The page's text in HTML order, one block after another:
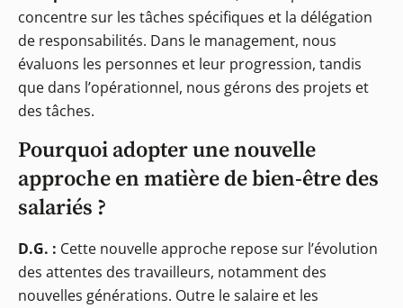
concentre sur les tâches spécifiques et la délégation
de responsabilités. Dans le management, nous
évaluons les personnes et leur progression, tandis
que dans l’opérationnel, nous gérons des projets et
des tâches.
Pourquoi adopter une nouvelle
approche en matière de bien-être des
salariés ?
D.G. : Cette nouvelle approche repose sur l’évolution
des attentes des travailleurs, notamment des
nouvelles générations. Outre le salaire et les